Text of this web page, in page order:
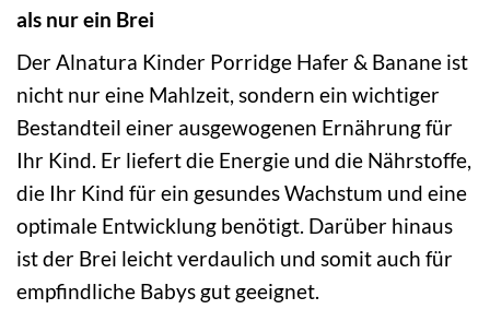
als nur ein Brei
Der Alnatura Kinder Porridge Hafer & Banane ist
nicht nur eine Mahlzeit, sondern ein wichtiger
Bestandteil einer ausgewogenen Ernährung für
Ihr Kind. Er liefert die Energie und die Nährstoffe,
die Ihr Kind für ein gesundes Wachstum und eine
optimale Entwicklung benötigt. Darüber hinaus
ist der Brei leicht verdaulich und somit auch für
empfindliche Babys gut geeignet.